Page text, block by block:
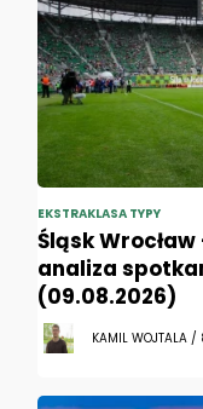
EKSTRAKLASA TYPY
Śląsk
analiza
(09.08.2026)
KAMIL WOJTALA